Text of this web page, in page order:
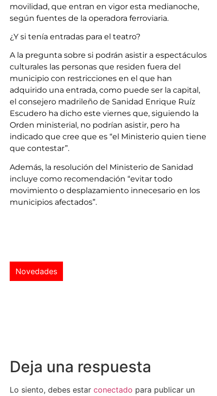
movilidad, que entran en vigor esta medianoche,
según fuentes de la operadora ferroviaria.
¿Y si tenía entradas para el teatro?
A la pregunta sobre si podrán asistir a espectáculos
culturales las personas que residen fuera del
municipio con restricciones en el que han
adquirido una entrada, como puede ser la capital,
el consejero madrileño de Sanidad Enrique Ruíz
Escudero ha dicho este viernes que, siguiendo la
Orden ministerial, no podrían asistir, pero ha
indicado que cree que es “el Ministerio quien tiene
que contestar”.
Además, la resolución del Ministerio de Sanidad
incluye como recomendación “evitar todo
movimiento o desplazamiento innecesario en los
municipios afectados”.
Novedades
Deja una respuesta
Lo siento, debes estar conectado para publicar un